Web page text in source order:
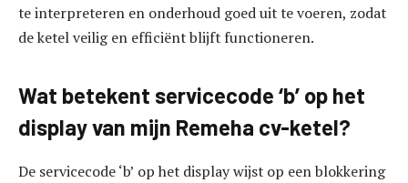
te interpreteren en onderhoud goed uit te voeren, zodat
de ketel veilig en efficiënt blijft functioneren.
Wat betekent servicecode ‘b’ op het
display van mijn Remeha cv-ketel?
De servicecode ‘b’ op het display wijst op een blokkering